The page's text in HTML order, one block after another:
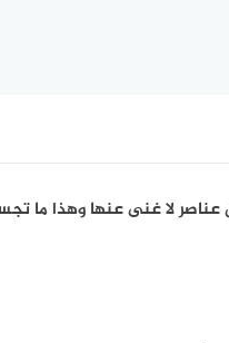
لا غنى عنها وهذا ما